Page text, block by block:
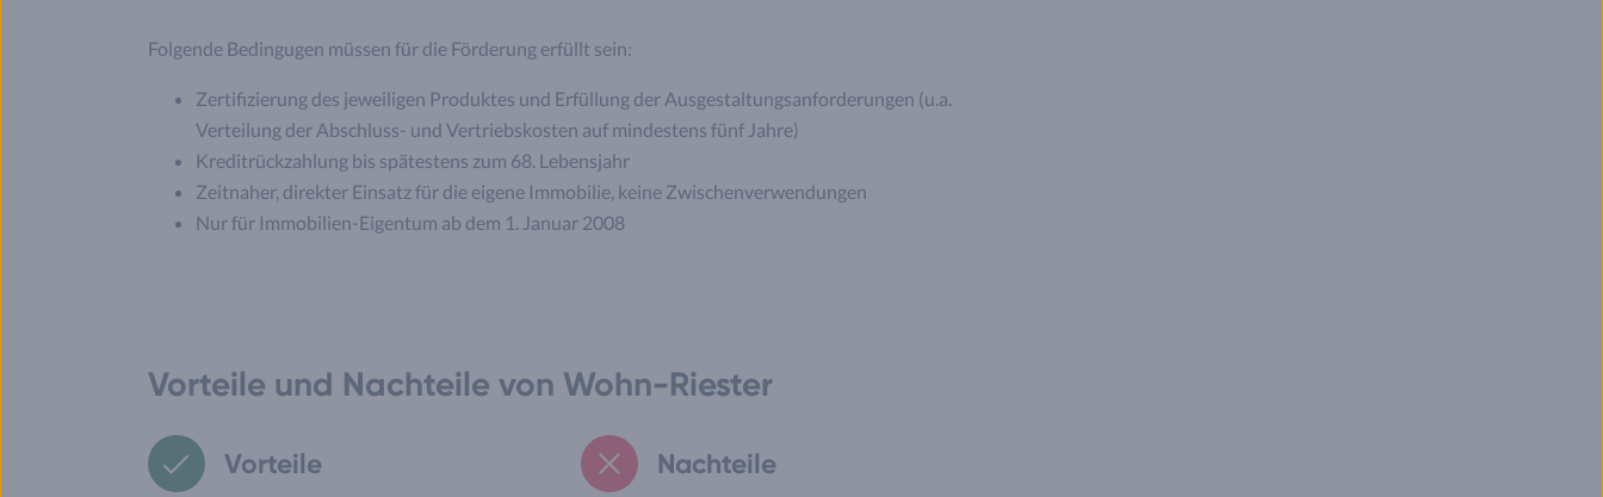
Folgende Bedingugen müssen für die Förderung erfüllt sein:
Zertifizierung des jeweiligen Produktes und Erfüllung der Ausgestaltungsanforderungen (u.a.
Verteilung der Abschluss- und Vertriebskosten auf mindestens fünf Jahre)
Kreditrückzahlung bis spätestens zum 68. Lebensjahr
Zeitnaher, direkter Einsatz für die eigene Immobilie, keine Zwischenverwendungen
Nur für Immobilien-Eigentum ab dem 1. Januar 2008
Vorteile und Nachteile von Wohn-Riester
Vorteile Nachteile